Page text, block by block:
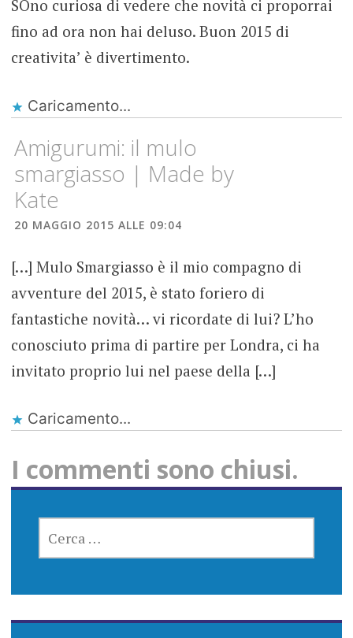
SOno curiosa di vedere che novità ci proporrai
fino ad ora non hai deluso. Buon 2015 di
creativita’ è divertimento.
Caricamento...
Amigurumi: il mulo
smargiasso | Made by
Kate
20 MAGGIO 2015 ALLE 09:04
[…] Mulo Smargiasso è il mio compagno di
avventure del 2015, è stato foriero di
fantastiche novità… vi ricordate di lui? L’ho
conosciuto prima di partire per Londra, ci ha
invitato proprio lui nel paese della […]
Caricamento...
I commenti sono chiusi.
PER: